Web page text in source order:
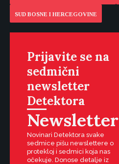
SUD BOSNE I HERCEGOVINE
Prijavite se na
sedmični
newsletter
Detektora
Newsletter
Novinari Detektora svake
sedmice pišu newslettere o
protekloj i sedmici koja nas
očekuje. Donose detalje iz